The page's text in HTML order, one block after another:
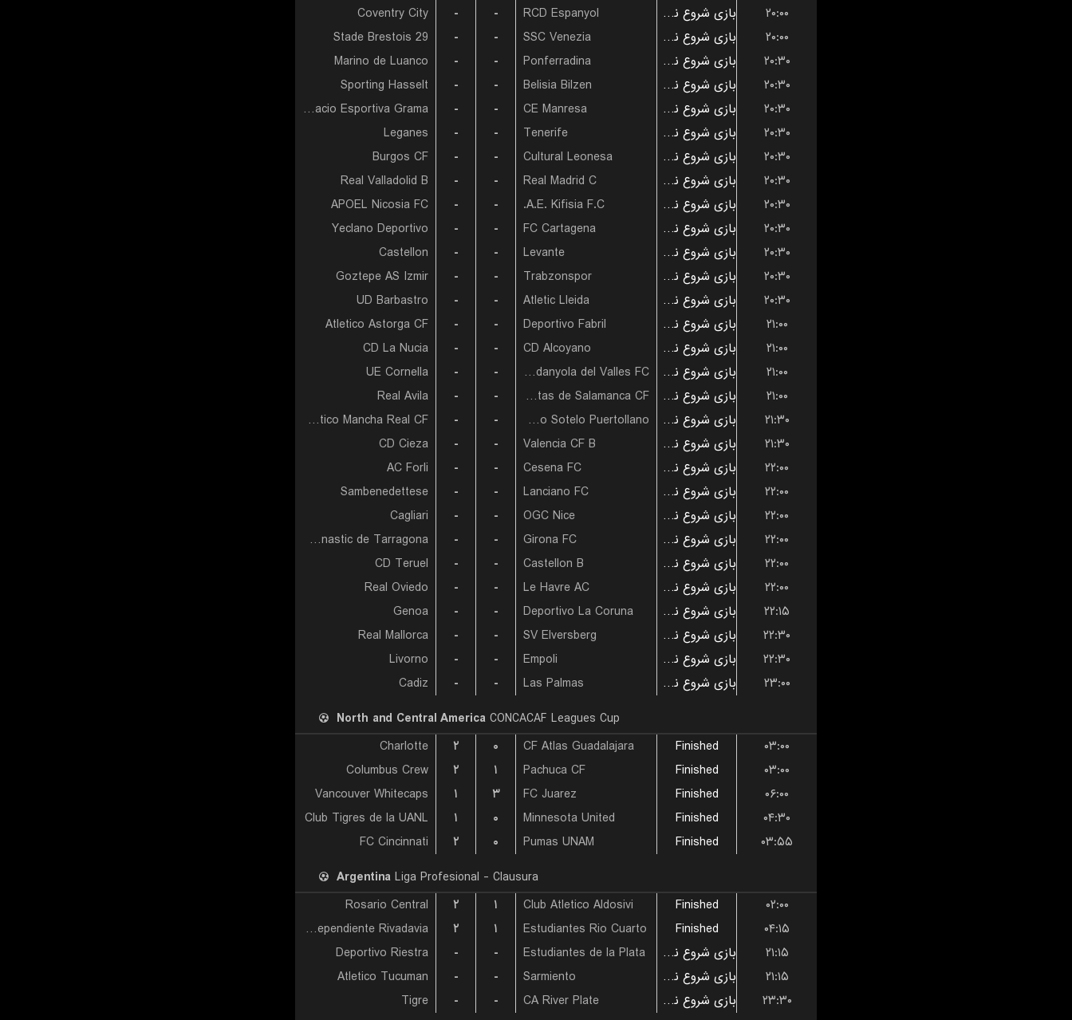
Coventry City
- - RCD Espanyol بازی شروع نشده است
۲۰:۰۰
Stade Brestois 29
- - SSC Venezia بازی شروع نشده است
۲۰:۰۰
Marino de Luanco
- - Ponferradina بازی شروع نشده است
۲۰:۳۰
Sporting Hasselt
- - Belisia Bilzen بازی شروع نشده است
۲۰:۳۰
Fundacio Esportiva Grama
- - CE Manresa بازی شروع نشده است
۲۰:۳۰
Leganes
- - Tenerife بازی شروع نشده است
۲۰:۳۰
Burgos CF
- - Cultural Leonesa بازی شروع نشده است
۲۰:۳۰
Real Valladolid B
- - Real Madrid C بازی شروع نشده است
۲۰:۳۰
APOEL Nicosia FC
- - A.E. Kifisia F.C. بازی شروع نشده است
۲۰:۳۰
Yeclano Deportivo
- - FC Cartagena بازی شروع نشده است
۲۰:۳۰
Castellon
- - Levante بازی شروع نشده است
۲۰:۳۰
Goztepe AS Izmir
- - Trabzonspor بازی شروع نشده است
۲۰:۳۰
UD Barbastro
- - Atletic Lleida بازی شروع نشده است
۲۰:۳۰
Atletico Astorga CF
- - Deportivo Fabril بازی شروع نشده است
۲۱:۰۰
CD La Nucia
- - CD Alcoyano بازی شروع نشده است
۲۱:۰۰
UE Cornella
- - Cerdanyola del Valles FC بازی شروع نشده است
۲۱:۰۰
Real Avila
- - Unionistas de Salamanca CF بازی شروع نشده است
۲۱:۰۰
Atletico Mancha Real CF
- - Calvo Sotelo Puertollano بازی شروع نشده است
۲۱:۳۰
CD Cieza
- - Valencia CF B بازی شروع نشده است
۲۱:۳۰
AC Forli
- - Cesena FC بازی شروع نشده است
۲۲:۰۰
Sambenedettese
- - Lanciano FC بازی شروع نشده است
۲۲:۰۰
Cagliari
- - OGC Nice بازی شروع نشده است
۲۲:۰۰
Gimnastic de Tarragona
- - Girona FC بازی شروع نشده است
۲۲:۰۰
CD Teruel
- - Castellon B بازی شروع نشده است
۲۲:۰۰
Real Oviedo
- - Le Havre AC بازی شروع نشده است
۲۲:۰۰
Genoa
- - Deportivo La Coruna بازی شروع نشده است
۲۲:۱۵
Real Mallorca
- - SV Elversberg بازی شروع نشده است
۲۲:۳۰
Livorno
- - Empoli بازی شروع نشده است
۲۲:۳۰
Cadiz
- - Las Palmas بازی شروع نشده است
۲۳:۰۰
North and Central America CONCACAF Leagues Cup
Charlotte
۲ ۰ CF Atlas Guadalajara Finished
۰۳:۰۰
Columbus Crew
۲ ۱ Pachuca CF Finished
۰۳:۰۰
Vancouver Whitecaps
۱ ۳ FC Juarez Finished
۰۶:۰۰
Club Tigres de la UANL
۱ ۰ Minnesota United Finished
۰۴:۳۰
FC Cincinnati
۲ ۰ Pumas UNAM Finished
۰۳:۵۵
Argentina Liga Profesional - Clausura
Rosario Central
۲ ۱ Club Atletico Aldosivi Finished
۰۲:۰۰
Independiente Rivadavia
۲ ۱ Estudiantes Rio Cuarto Finished
۰۴:۱۵
Deportivo Riestra
- - Estudiantes de la Plata بازی شروع نشده است
۲۱:۱۵
Atletico Tucuman
- - Sarmiento بازی شروع نشده است
۲۱:۱۵
Tigre
- - CA River Plate بازی شروع نشده است ۲۳:۳۰